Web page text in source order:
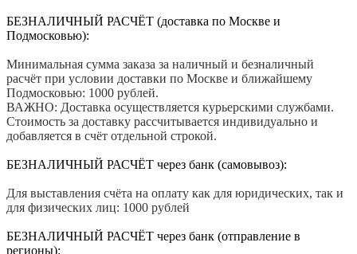
БЕЗНАЛИЧНЫЙ РАСЧЁТ (доставка по Москве и
Подмосковью):
Минимальная сумма заказа за наличный и безналичный
расчёт при условии доставки по Москве и ближайшему
Подмосковью: 1000 рублей.
ВАЖНО: Доставка осуществляется курьерскими службами.
Стоимость за доставку рассчитывается индивидуально и
добавляется в счёт отдельной строкой.
БЕЗНАЛИЧНЫЙ РАСЧЁТ через банк (самовывоз):
Для выставления счёта на оплату как для юридических, так и
для физических лиц: 1000 рублей
БЕЗНАЛИЧНЫЙ РАСЧЁТ через банк (отправление в
регионы):